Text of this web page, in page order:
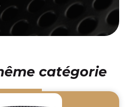
catégorie